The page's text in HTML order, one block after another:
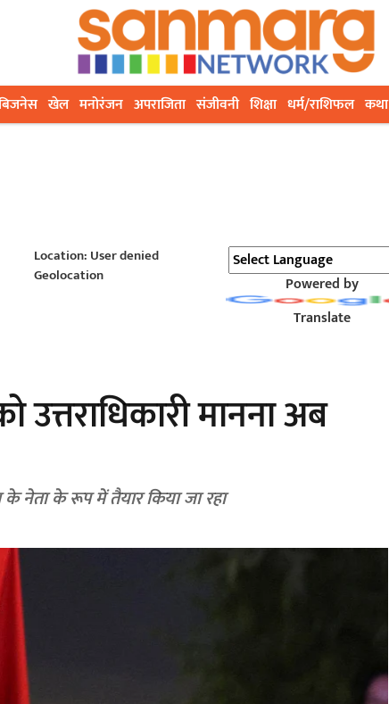
खेल मनोरंजन अपराजिता संजीवनी शिक्षा धर्म/राशिफल कथा
Location: User denied
Geolocation
Powered by
Translate
मानना अब
नेता के रूप में तैयार किया जा रहा